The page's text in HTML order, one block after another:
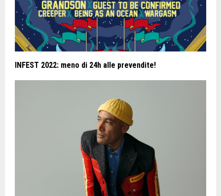
INFEST 2022: meno di 24h alle prevendite!